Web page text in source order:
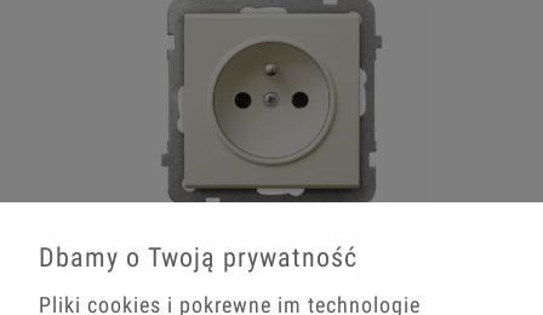
Dbamy o Twoją prywatność
Pliki cookies i pokrewne im technologie